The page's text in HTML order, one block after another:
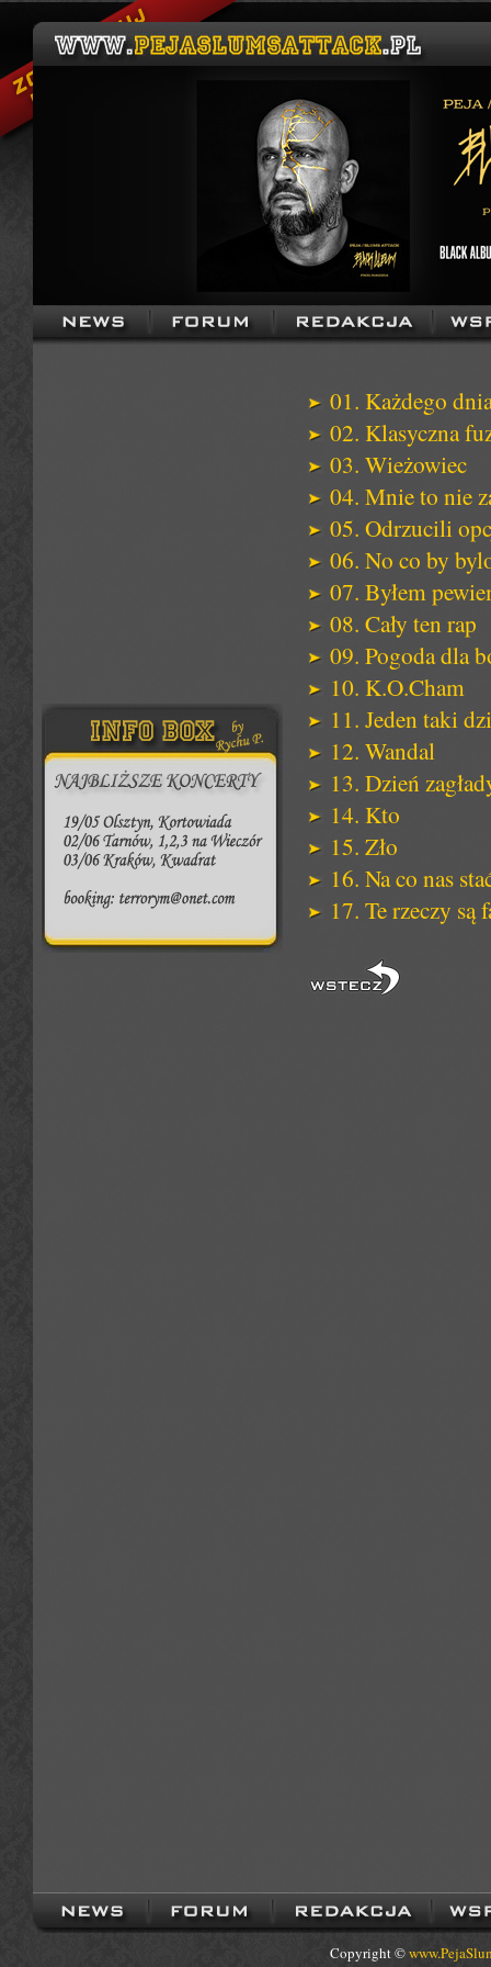
01. Każdego
02. Klasyczna
03. Wieżowiec
04. Mnie to nie
05. Odrzucili
06. No co by
07. Byłem
08. Cały ten rap
09. Pogoda dla
10. K.O.Cham
11. Jeden taki
12. Wandal
13. Dzień
14. Kto
15. Zło
16. Na co nas
17. Te rzeczy są
Copyright ©